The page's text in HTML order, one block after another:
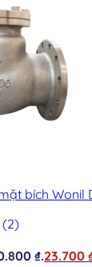
bích Wonil
(2)
₫.23.700